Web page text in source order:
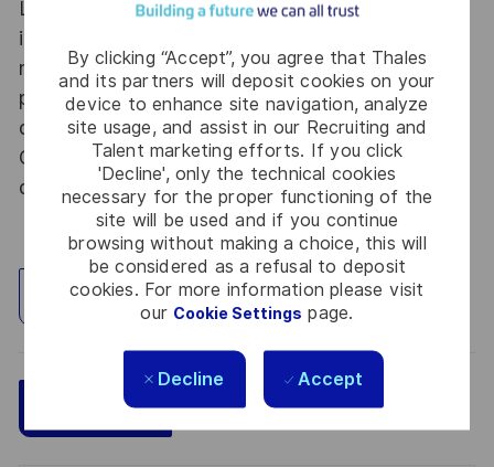
By clicking “Accept”, you agree that Thales
and its partners will deposit cookies on your
device to enhance site navigation, analyze
site usage, and assist in our Recruiting and
Talent marketing efforts. If you click
'Decline', only the technical cookies
necessary for the proper functioning of the
site will be used and if you continue
browsing without making a choice, this will
be considered as a refusal to deposit
cookies. For more information please visit
our Cookie Settings page.
Decline Accept
Le poste pouvant nécessiter d'accéder à des
informations relevant du secret de la défense
nationale, la personne retenue fera l'objet d'une
procédure d’habilitation, conformément aux
dispositions des articles R.2311-1 et suivants du
Code de la défense et de l’IGI 1300 SGDSN/PSE
du 09 août 2021.
Explore Location
Apply Now Save